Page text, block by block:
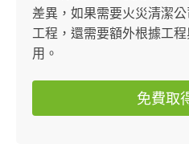
差異，如果需要火災清潔
工程，還需要額外根據工
用。
免費取